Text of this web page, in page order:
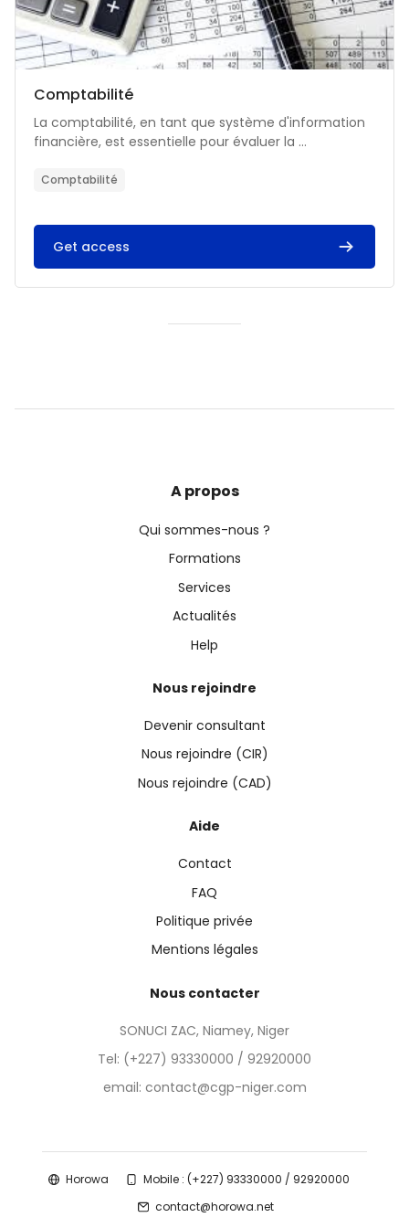
Catégorie de cours
Nom du cours
Comptabilité
Résumé du cours :
La comptabilité, en tant que système d'information
financière, est essentielle pour évaluer la ...
Comptabilité
Get access
A propos
Qui sommes-nous ?
Formations
Services
Actualités
Help
Nous rejoindre
Devenir consultant
Nous rejoindre (CIR)
Nous rejoindre (CAD)
Aide
Contact
FAQ
Politique privée
Mentions légales
Nous contacter
SONUCI ZAC, Niamey, Niger
Tel: (+227) 93330000 / 92920000
email: contact@cgp-niger.com
Horowa
Mobile : (+227) 93330000 / 92920000
contact@horowa.net